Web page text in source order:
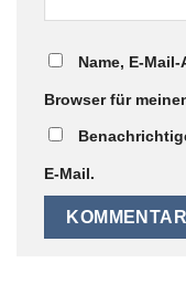
Name, E-
Browser für
E-Mail.